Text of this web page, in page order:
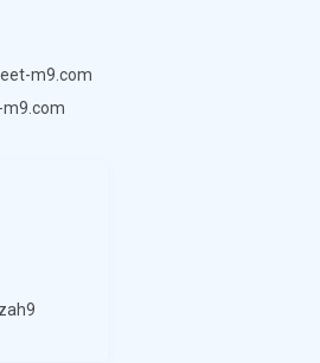
m9.com